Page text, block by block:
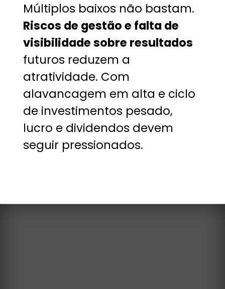
Múltiplos baixos não bastam.
Riscos de gestão e falta de
visibilidade sobre resultados
futuros reduzem a
atratividade. Com
alavancagem em alta e ciclo
de investimentos pesado,
lucro e dividendos devem
seguir pressionados.